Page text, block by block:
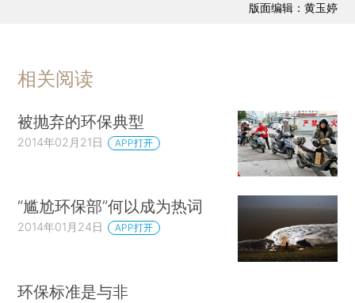
版面编辑：黄玉婷
相关阅读
被抛弃的环保典型
2014年02月21日 APP打开
“尴尬环保部”何以成为热词
2014年01月24日 APP打开
环保标准是与非